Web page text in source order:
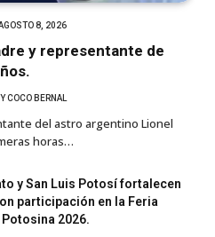
8, 2026
y representante de
COCO BERNAL
del astro argentino Lionel
horas…
y San Luis Potosí fortalecen
participación en la Feria
2026.